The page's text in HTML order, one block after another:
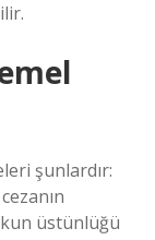
şunlardır:
üstünlüğü